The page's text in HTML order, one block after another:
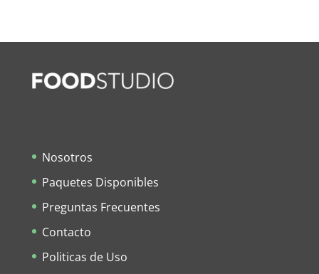
Nosotros
Paquetes Disponibles
Preguntas Frecuentes
Contacto
Politicas de Uso